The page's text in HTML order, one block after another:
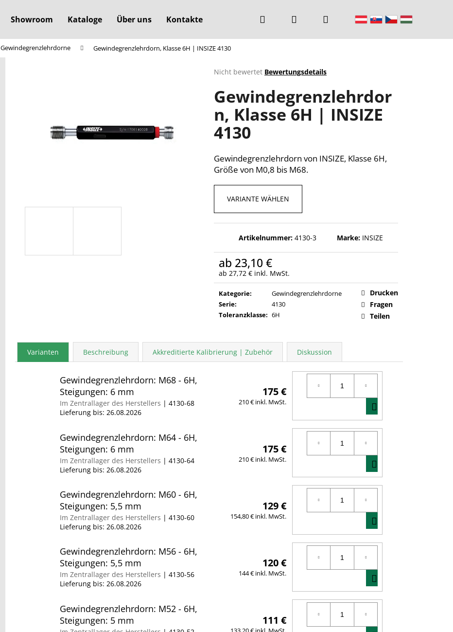
Showroom Kataloge Über uns Kontakte Suchen Warenkorb
Gewindegrenzlehrdorne Gewindegrenzlehrdorn, Klasse 6H | INSIZE 4130
Die
Produktbewertung
ist
von
Sternen.
Nicht bewertet Bewertungsdetails
Gewindegrenzlehrdor
n, Klasse 6H | INSIZE
4130
Gewindegrenzlehrdorn von INSIZE, Klasse 6H,
Größe von M0,8 bis M68.
VARIANTE WÄHLEN
Artikelnummer: 4130-3 Marke: INSIZE
ab 23,10 €
ab 27,72 € inkl. MwSt.
Verkaufspreis:
Kategorie:
Gewindegrenzlehrdorne
Serie:
4130
Toleranzklasse: 6H
Drucken
Fragen
Teilen
Varianten Beschreibung Akkreditierte Kalibrierung | Zubehör Diskussion
Gewindegrenzlehrdorn: M68 - 6H,
Steigungen: 6 mm
Im Zentrallager des Herstellers | 4130-68
Lieferung bis: 26.08.2026
175 €
210 € inkl. MwSt.
DEN
WARENKORB
Gewindegrenzlehrdorn: M64 - 6H,
Steigungen: 6 mm
Im Zentrallager des Herstellers | 4130-64
Lieferung bis: 26.08.2026
175 €
210 € inkl. MwSt.
DEN
WARENKORB
Gewindegrenzlehrdorn: M60 - 6H,
Steigungen: 5,5 mm
Im Zentrallager des Herstellers | 4130-60
Lieferung bis: 26.08.2026
129 €
154,80 € inkl. MwSt.
DEN
WARENKORB
Gewindegrenzlehrdorn: M56 - 6H,
Steigungen: 5,5 mm
Im Zentrallager des Herstellers | 4130-56
Lieferung bis: 26.08.2026
120 €
144 € inkl. MwSt.
DEN
WARENKORB
Gewindegrenzlehrdorn: M52 - 6H,
Steigungen: 5 mm
111 €
Was suchen Sie?
Wir empfehlen